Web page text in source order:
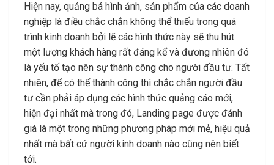
Hiện nay, quảng bá hình ảnh, sản phẩm của các doanh
nghiệp là điều chắc chắn không thể thiếu trong quá
trình kinh doanh bởi lẽ các hình thức này sẽ thu hút
một lượng khách hàng rất đáng kể và đương nhiên đó
là yếu tố tạo nên sự thành công cho người đầu tư. Tất
nhiên, để có thể thành công thì chắc chắn người đầu
tư cần phải áp dụng các hình thức quảng cáo mới,
hiện đại nhất mà trong đó, Landing page được đánh
giá là một trong những phương pháp mới mẻ, hiệu quả
nhất mà bất cứ người kinh doanh nào cũng nên biết
tới.